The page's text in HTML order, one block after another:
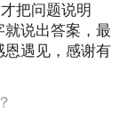
把问题说明
说出答案，最
恩遇见，感谢有